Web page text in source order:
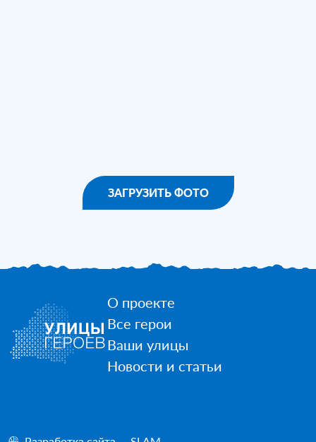
ЗАГРУЗИТЬ ФОТО
О проекте
Все герои
Ваши улицы
Новости и статьи